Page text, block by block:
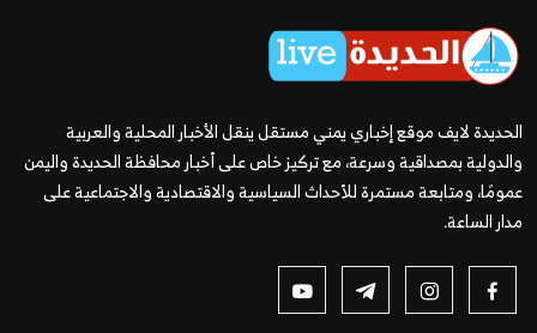
الحديدة لايف موقع إخباري يمني مستقل ينقل الأخبار المحلية والعربية
والدولية بمصداقية وسرعة، مع تركيز خاص على أخبار محافظة الحديدة واليمن
عمومًا، ومتابعة مستمرة للأحداث السياسية والاقتصادية والاجتماعية على
مدار الساعة.